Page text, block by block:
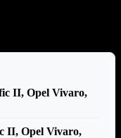
II, Opel Vivaro,
II, Opel Vivaro,